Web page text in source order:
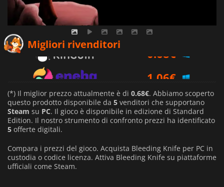
Migliori rivenditori
2.28€
(*) Il miglior prezzo attualmente è di 0.68€. Abbiamo scoperto
questo prodotto disponibile da 5 venditori che supportano
Steam su PC. Il gioco è disponibile in edizione di Standard
Edition. Il nostro strumento di confronto prezzi ha identificato
5 offerte digitali.
Compara i prezzi del gioco. Acquista Bleeding Knife per PC in
custodia o codice licenza. Attiva Bleeding Knife su piattaforme
ufficiali come Steam.